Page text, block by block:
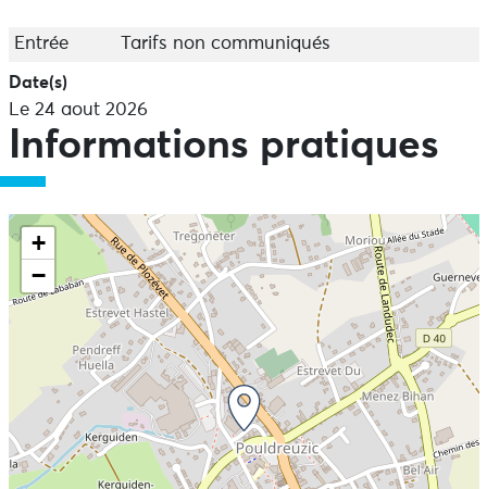
Entrée Tarifs non communiqués
Date(s)
Le 24 aout 2026
Informations pratiques
+
−